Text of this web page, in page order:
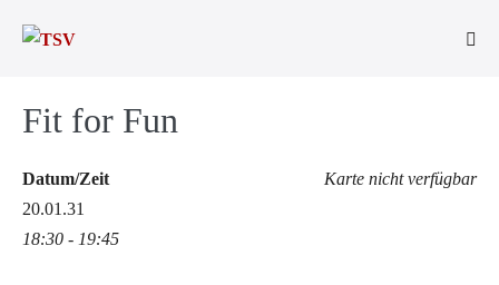
Inhalt
Fit for Fun
Karte nicht verfügbar
Datum/Zeit
20.01.31
18:30 - 19:45